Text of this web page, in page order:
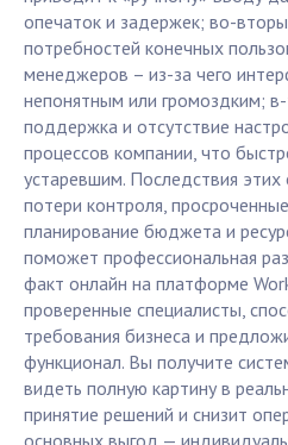
опечаток и задержек; во-
потребностей конечных
менеджеров – из-за чего
непонятным или громоздким; в-
поддержка и отсутствие
процессов компании, что
устаревшим. Последствия
потери контроля,
планирование бюджета и
поможет профессиональная
факт онлайн на платформе
проверенные специалисты,
требования бизнеса и
функционал. Вы получите
видеть полную картину в
принятие решений и снизит